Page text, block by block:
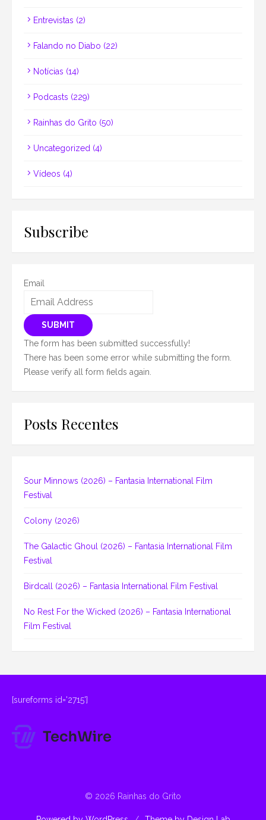
Entrevistas (2)
Falando no Diabo (22)
Notícias (14)
Podcasts (229)
Rainhas do Grito (50)
Uncategorized (4)
Vídeos (4)
Subscribe
Email
SUBMIT
The form has been submitted successfully!
There has been some error while submitting the form.
Please verify all form fields again.
Posts Recentes
Sour Minnows (2026) – Fantasia International Film
Festival
Colony (2026)
The Galactic Ghoul (2026) – Fantasia International Film
Festival
Birdcall (2026) – Fantasia International Film Festival
No Rest For the Wicked (2026) – Fantasia International
Film Festival
[sureforms id='2715']
© 2026 Rainhas do Grito